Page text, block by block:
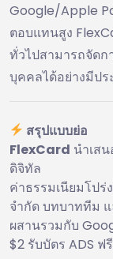
Google/Apple
ตอบแทนสูง
ทั่วไปสามารถจัด
บุคคลได้อย่างมีป
สรุปแบบย่อ
FlexCard นำเส
ดิจิทัล
ค่าธรรมเนียมโปร่
จำกัด บทบาททีม แ
ผสานรวมกับ
$2 รับบัตร ADS ฟ